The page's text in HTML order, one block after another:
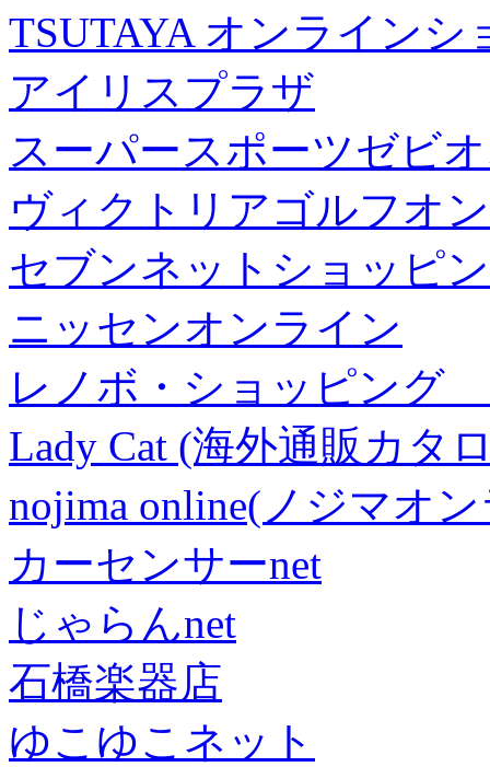
TSUTAYA オンラインシ
アイリスプラザ
スーパースポーツゼビ
ヴィクトリアゴルフオ
セブンネットショッピ
ニッセンオンライン
レノボ・ショッピング
Lady Cat (海外通販カタ
nojima online(ノジマオ
カーセンサーnet
じゃらんnet
石橋楽器店
ゆこゆこネット